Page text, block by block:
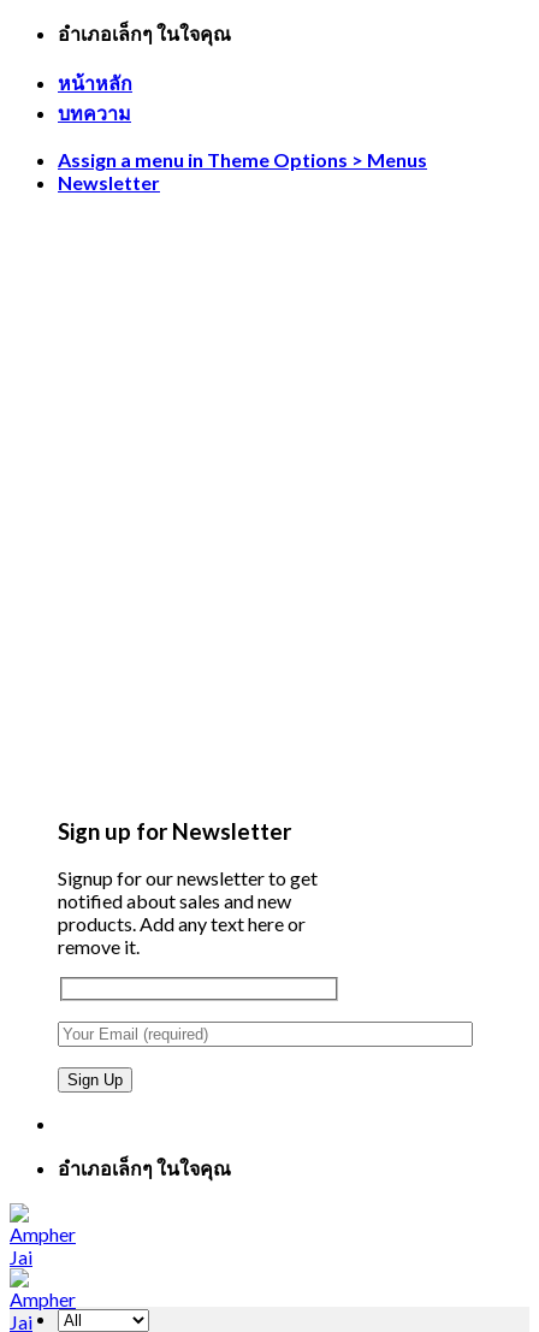
Skip
content
อำเภอเล็กๆ ในใจคุณ
หน้าหลัก
บทความ
Assign a menu in Theme Options > Menus
Newsletter
Sign up for Newsletter
Signup for our newsletter to get
notified about sales and new
products. Add any text here or
remove it.
อำเภอเล็กๆ ในใจคุณ